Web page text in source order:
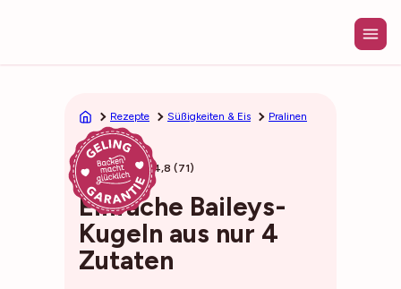
Rezepte Süßigkeiten & Eis Pralinen
19min 4,8 (71)
Einfache Baileys-
Kugeln aus nur 4
Zutaten